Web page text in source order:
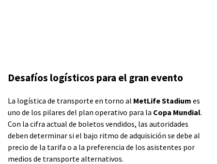
Desafíos logísticos para el gran evento
La logística de transporte en torno al MetLife Stadium es
uno de los pilares del plan operativo para la Copa Mundial.
Con la cifra actual de boletos vendidos, las autoridades
deben determinar si el bajo ritmo de adquisición se debe al
precio de la tarifa o a la preferencia de los asistentes por
medios de transporte alternativos.